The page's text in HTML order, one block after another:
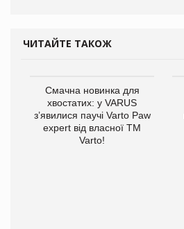
ЧИТАЙТЕ ТАКОЖ
Смачна новинка для
хвостатих: у VARUS
з’явилися паучі Varto Paw
expert від власної ТМ
Varto!